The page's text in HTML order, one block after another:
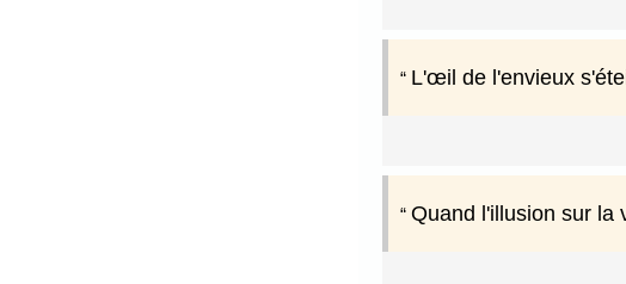
L'œil de l'envieux
Quand l'illusion sur la